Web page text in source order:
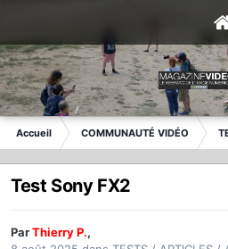
Accueil COMMUNAUTÉ VIDÉO
Test Sony FX2
ParThierry P.,